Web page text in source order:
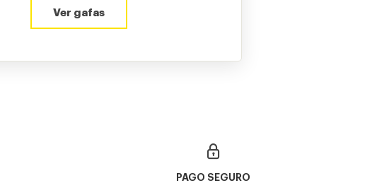
Ver gafas
PAGO SEGURO